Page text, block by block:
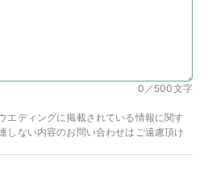
0／500文字
エディングに掲載されている情報に関す
しない内容のお問い合わせはご遠慮頂け